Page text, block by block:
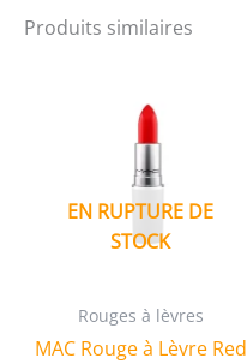
à
Produits similaires
EN RUPTURE DE
STOCK
Rouges à lèvres
MAC Rouge à Lèvre Red